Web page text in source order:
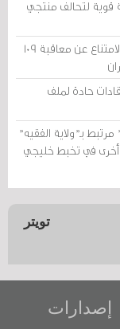
قوية لتحالف منتجي
محكمة «أمن الدولة» في الكويت: الامتناع عن معاقبة 109
حادة لملف
بـ"ولاية الفقيه"
في تخبط خليجي
تويتر
إصدارات